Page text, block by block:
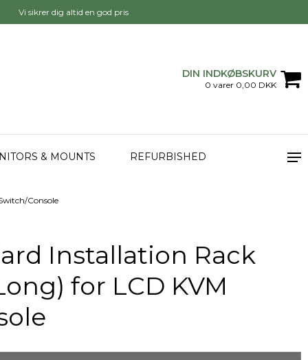
Vi sikrer dig altid en god pris
DIN INDKØBSKURV
0 varer 0,00 DKK
& MOUNTS REFURBISHED
Console
Installation Rack
for LCD KVM